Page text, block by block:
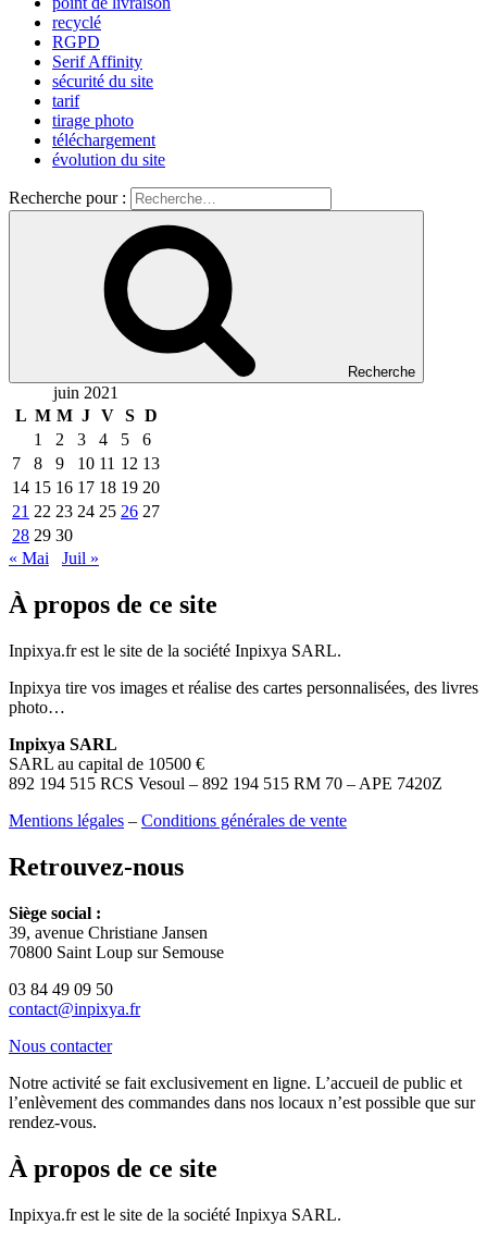
recyclé
RGPD
Serif Affinity
sécurité du site
tarif
tirage photo
téléchargement
évolution du site
Recherche pour :
Recherche
juin 2021
L M M J V S D
1
2 3 4 5
6
7
8 9 10 11 12 13
14 15 16 17 18 19 20
21 22 23 24 25 26 27
28 29 30
« Mai
Juil »
À propos de ce site
Inpixya.fr est le site de la société Inpixya SARL.
Inpixya tire vos images et réalise des cartes personnalisées, des livres
photo…
Inpixya SARL
SARL au capital de 10500 €
892 194 515 RCS Vesoul – 892 194 515 RM 70 – APE 7420Z
Mentions légales – Conditions générales de vente
Retrouvez-nous
Siège social :
39, avenue Christiane Jansen
70800 Saint Loup sur Semouse
03 84 49 09 50
contact@inpixya.fr
Nous contacter
Notre activité se fait exclusivement en ligne. L’accueil de public et
l’enlèvement des commandes dans nos locaux n’est possible que sur
rendez-vous.
À propos de ce site
Inpixya.fr est le site de la société Inpixya SARL.